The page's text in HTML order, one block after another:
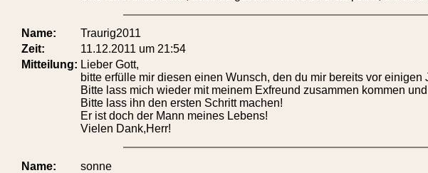
Name:
Traurig2011
Zeit:
11.12.2011 um 21:54
Mitteilung: Lieber Gott,
bitte erfülle mir diesen einen Wunsch, den du mir bereits vor einigen
Bitte lass mich wieder mit meinem Exfreund zusammen kommen
Bitte lass ihn den ersten Schritt machen!
Er ist doch der Mann meines Lebens!
Vielen Dank,Herr!
Name:
sonne